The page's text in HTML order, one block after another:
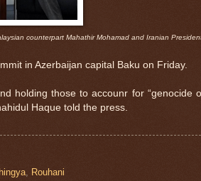
counterpart Mahathir Mohamad and Iranian
in Azerbaijan capital Baku on Friday.
holding those to accounr for “genocide
Haque told the press.
, Rouhani